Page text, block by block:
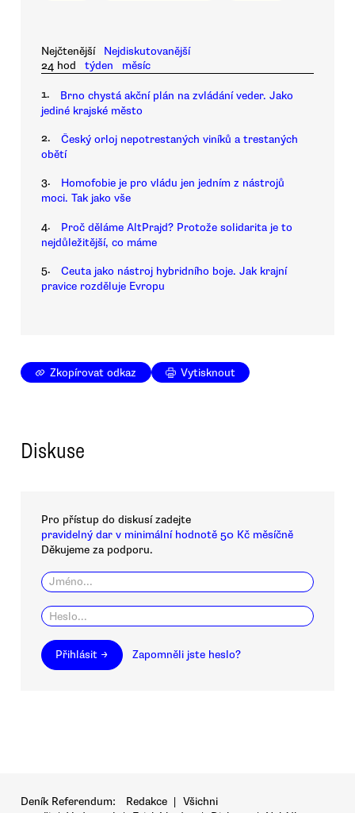
Nejčtenější
Nejdiskutovanější
24 hod
týden měsíc
1.
Brno chystá akční plán na zvládání veder. Jako
jediné krajské město
2.
Český orloj nepotrestaných viníků a trestaných
obětí
3.
Homofobie je pro vládu jen jedním z nástrojů
moci. Tak jako vše
4.
Proč děláme AltPrajd? Protože solidarita je to
nejdůležitější, co máme
5.
Ceuta jako nástroj hybridního boje. Jak krajní
pravice rozděluje Evropu
Zkopírovat odkaz Vytisknout
Diskuse
Pro přístup do diskusí zadejte
pravidelný dar v minimální hodnotě 50 Kč měsíčně
Děkujeme za podporu.
Přihlásit → Zapomněli jste heslo?
Deník Referendum: Redakce | Všichni